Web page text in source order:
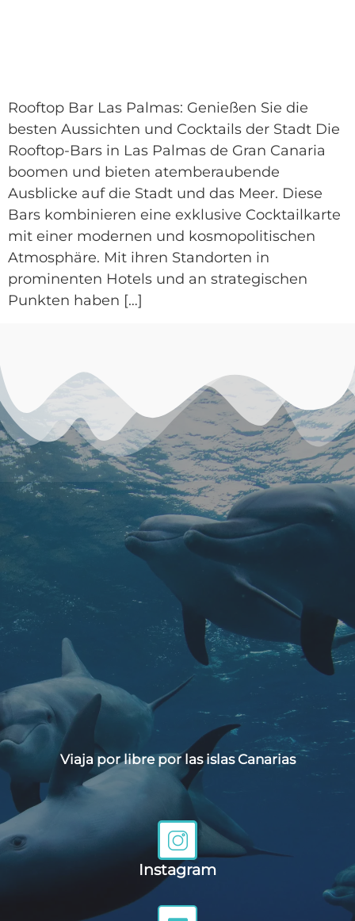
Rooftop Bar Las Palmas: Genießen Sie die
besten Aussichten und Cocktails der Stadt Die
Rooftop-Bars in Las Palmas de Gran Canaria
boomen und bieten atemberaubende
Ausblicke auf die Stadt und das Meer. Diese
Bars kombinieren eine exklusive Cocktailkarte
mit einer modernen und kosmopolitischen
Atmosphäre. Mit ihren Standorten in
prominenten Hotels und an strategischen
Punkten haben […]
Viaja por libre por las islas Canarias
Instagram